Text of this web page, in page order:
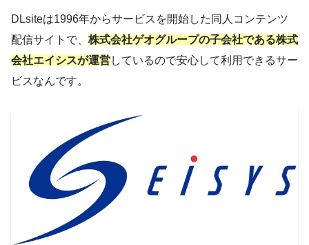
DLsiteは1996年からサービスを開始した同人コンテンツ
配信サイトで、 株式会社ゲオグループの子会社である株式
会社エイシスが運営しているので安心して利用できるサー
ビスなんです。